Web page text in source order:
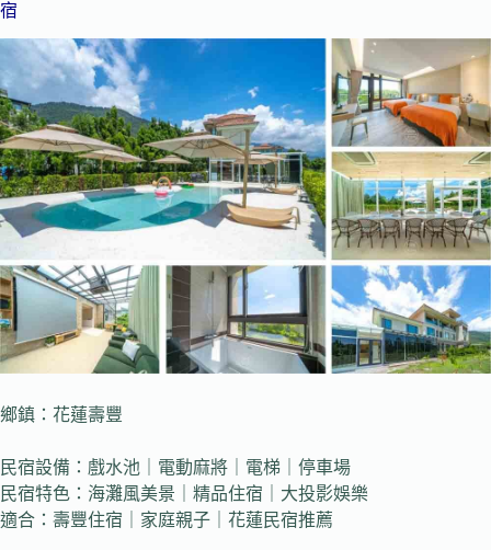
宿
鄉鎮：花蓮壽豐
民宿設備：戲水池｜電動麻將｜電梯｜停車場
民宿特色：海灘風美景｜精品住宿｜大投影娛樂
適合：壽豐住宿｜家庭親子｜花蓮民宿推薦